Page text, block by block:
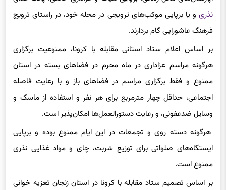
نذری و یا برپایی موکب‌های ترویجی در محله خود، در راستای ترویج
فرهنگ عاشورایی گام بردارند.
بر اساس اعلام ستاد استانی مقابله با کرونا، ممنوعیت برگزاری
هرگونه مراسم عزاداری در ماه محرم در فضا‌های بسته در استان
ممنوع و فقط برگزاری مراسم در فضا‌های باز و با رعایت فاصله
اجتماعی، حداقل چهار مترمربع برای هر نفر و استفاده از ماسک و
وسایل ضدعفونی، و رعایت دستورالعمل‌ها امکان‌پذیر است.
هرگونه دسته روی و تجمعات در این ایام ممنوع بوده و برپایی
ایستگاه‌های صلواتی برای توزیع شربت، چای و مواد غذایی نذری
ممنوع است.
بر اساس تصمیم ستاد مقابله با کرونا در استان زنجان تعزیه خوانی